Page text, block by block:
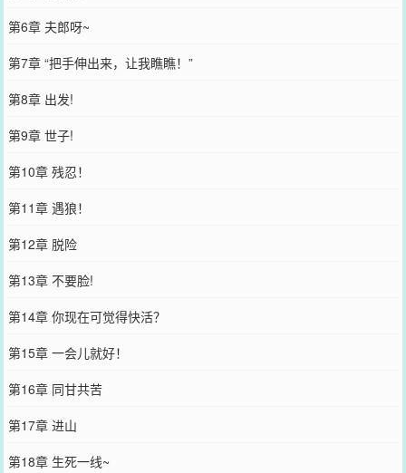
第6章 夫郎呀~
第7章 “把手伸出来，让我瞧瞧！”
第8章 出发!
第9章 世子!
第10章 残忍！
第11章 遇狼！
第12章 脱险
第13章 不要脸!
第14章 你现在可觉得快活？
第15章 一会儿就好！
第16章 同甘共苦
第17章 进山
第18章 生死一线~